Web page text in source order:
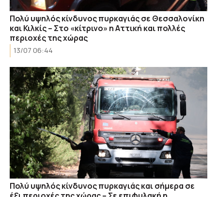
Πολύ υψηλός κίνδυνος πυρκαγιάς σε Θεσσαλονίκη
και Κιλκίς – Στο «κίτρινο» η Αττική και πολλές
περιοχές της χώρας
13/07 06:44
Πολύ υψηλός κίνδυνος πυρκαγιάς και σήμερα σε